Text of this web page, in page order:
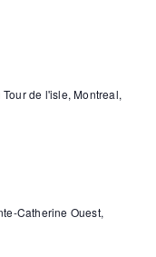
de l'isle, Montreal,
Catherine Ouest,